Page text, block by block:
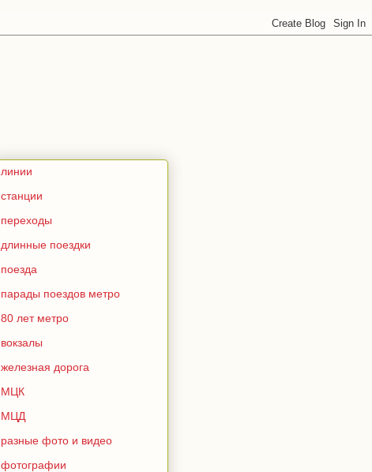
линии
станции
переходы
длинные поездки
поезда
парады поездов метро
80 лет метро
вокзалы
железная дорога
МЦК
МЦД
разные фото и видео
фотографии